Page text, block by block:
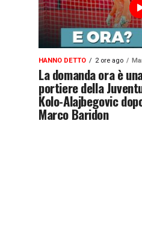
HANNO DETTO 2 ore ago
La domanda ora è
portiere della
Kolo-Alajbegovic
Marco Baridon